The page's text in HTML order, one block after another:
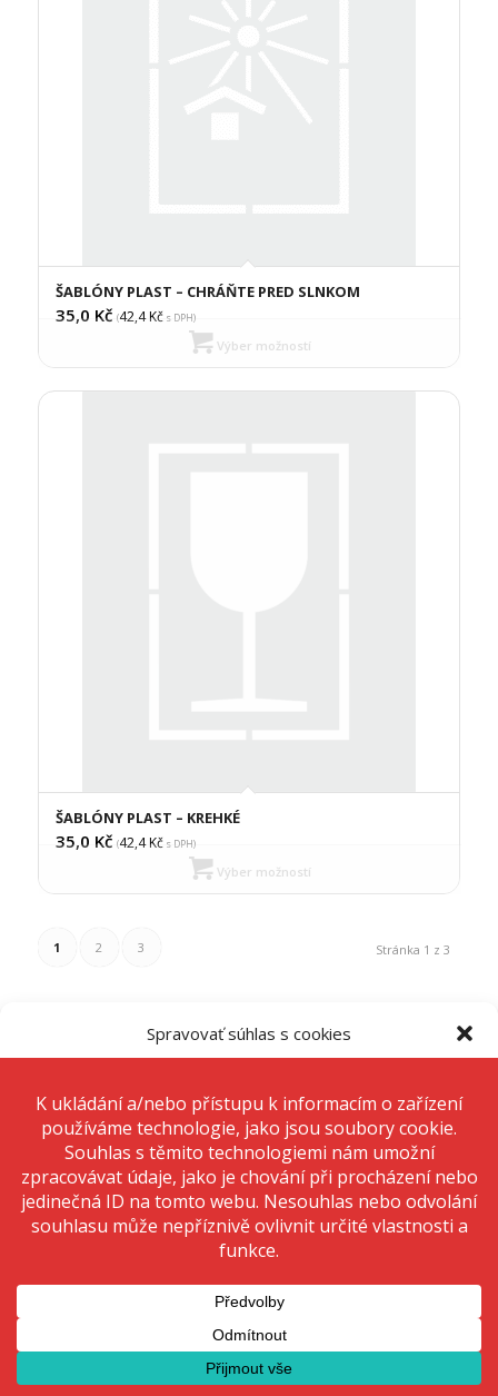
Spravovať súhlas s cookies
prístup k informáciám o zariadení, technológie ako sú súbory cookies.
Súhlas s týmito technológiami nám umožní spracovávať údaje, ako je
správanie pri prehliadaní alebo jedinečné ID na tomto webe. Nesúhlas
alebo odvolanie súhlasu môže nepriaznivo ovplyvniť určité vlastnosti a
funkcie.
Prijať
Odmietnuť
Zobraziť predvoľby
ŠABLÓNY PLAST – CHRÁŇTE PRED SLNKOM
35,0 Kč (42,4Kčs DPH)
Výber možností
ŠABLÓNY PLAST – KREHKÉ
35,0 Kč (42,4Kčs DPH)
Výber možností
Stránka 1 z 3
1 2 3
www.krizan.cz